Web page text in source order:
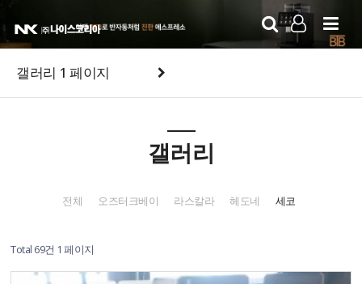
갤러리 1 페이지
갤러리
전체 오즈터크베이 라스칼라 헤도네 세코
Total 69건 1 페이지